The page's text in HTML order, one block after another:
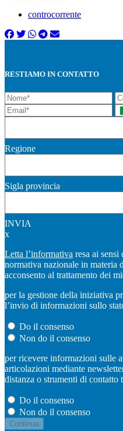
controcorrente
RESTIAMO IN CONTATTO
Regione
Sigla provincia
INVIA
x
Letta l’informativa resa ai
normativa nazionale in materia
acconsento al trattamento dei
per la gestione della iniziativa
l’invio di informazioni sullo
Do il consenso
Non do il consenso
per ricevere informazioni sulle
articolazioni mediante
distanza o strumenti di contatto
Do il consenso
Non do il consenso